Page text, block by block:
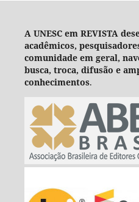
A UNESC em REVISTA
acadêmicos,
comunidade em geral,
busca, troca, difusão e
conhecimentos.